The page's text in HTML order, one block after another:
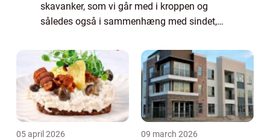
skavanker, som vi går med i kroppen og
således også i sammenhæng med sindet,
kropslig kontakt med andre, der ikke behøver
være er...
05 april 2026 09 march 2026